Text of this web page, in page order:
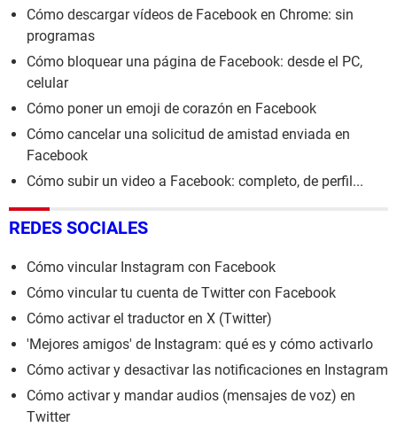
Cómo descargar vídeos de Facebook en Chrome: sin
programas
Cómo bloquear una página de Facebook: desde el PC,
celular
Cómo poner un emoji de corazón en Facebook
Cómo cancelar una solicitud de amistad enviada en
Facebook
Cómo subir un video a Facebook: completo, de perfil...
REDES SOCIALES
Cómo vincular Instagram con Facebook
Cómo vincular tu cuenta de Twitter con Facebook
Cómo activar el traductor en X (Twitter)
'Mejores amigos' de Instagram: qué es y cómo activarlo
Cómo activar y desactivar las notificaciones en Instagram
Cómo activar y mandar audios (mensajes de voz) en
Twitter